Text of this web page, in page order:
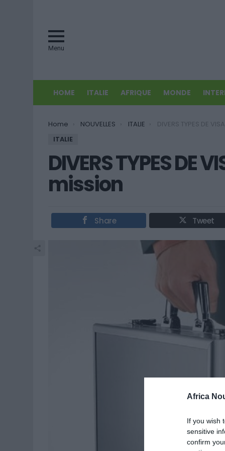
Africa
If you wish
sensitive
confirm
Menu
HOME ITALIE AFRIQUE MONDE
You are here:
Home NOUVELLES ITALIE
DIVERS TYPES DE VISAS
ITALIE
DIVERS TYPES DE
mission
Share Tweet